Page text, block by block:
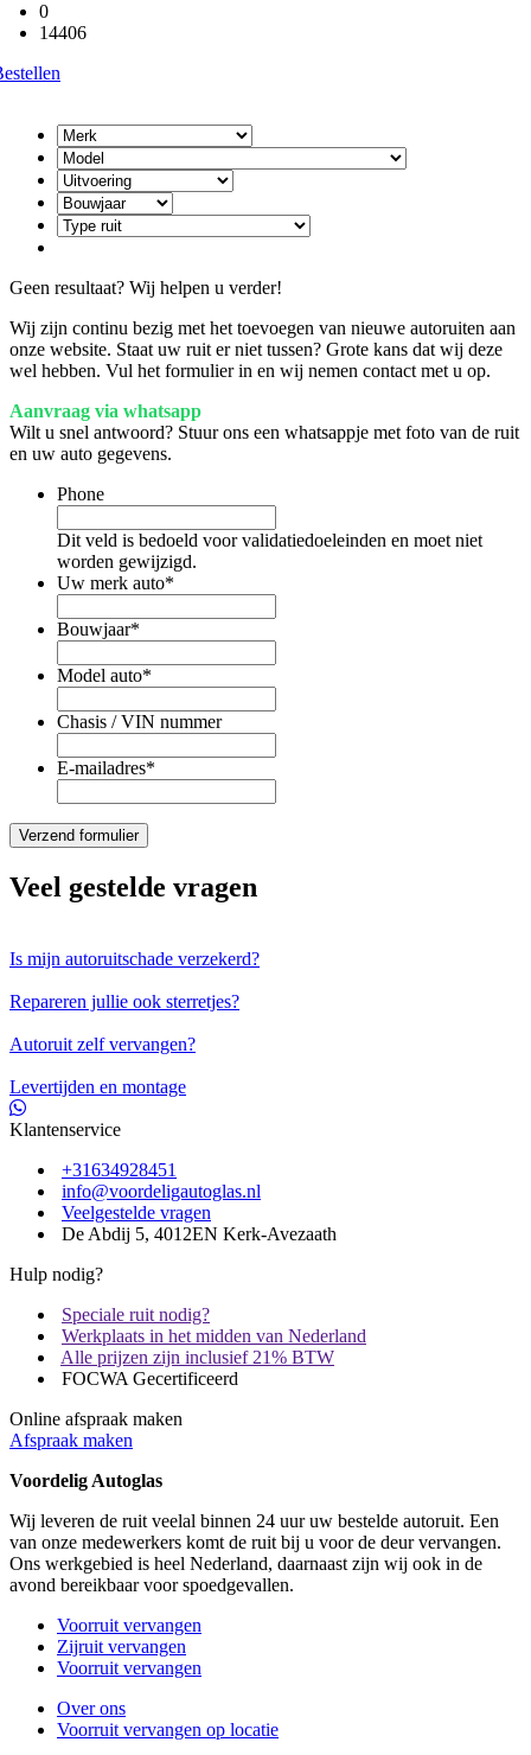
0
14406
Geen resultaat? Wij helpen u verder!
Wij zijn continu bezig met het toevoegen van nieuwe autoruiten aan
onze website. Staat uw ruit er niet tussen? Grote kans dat wij deze
wel hebben. Vul het formulier in en wij nemen contact met u op.
Aanvraag via whatsapp
Wilt u snel antwoord? Stuur ons een whatsappje met foto van de ruit
en uw auto gegevens.
Phone
Dit veld is bedoeld voor validatiedoeleinden en moet niet
worden gewijzigd.
Uw merk auto*
Bouwjaar*
Model auto*
Chasis / VIN nummer
E-mailadres*
Veel gestelde vragen
Is mijn autoruitschade verzekerd?
Repareren jullie ook sterretjes?
Autoruit zelf vervangen?
Levertijden en montage
Klantenservice
+31634928451
info@voordeligautoglas.nl
Veelgestelde vragen
De Abdij 5, 4012EN Kerk-Avezaath
Hulp nodig?
Speciale ruit nodig?
Werkplaats in het midden van Nederland
Alle prijzen zijn inclusief 21% BTW
FOCWA Gecertificeerd
Online afspraak maken
Afspraak maken
Voordelig Autoglas
Wij leveren de ruit veelal binnen 24 uur uw bestelde autoruit. Een
van onze medewerkers komt de ruit bij u voor de deur vervangen.
Ons werkgebied is heel Nederland, daarnaast zijn wij ook in de
avond bereikbaar voor spoedgevallen.
Voorruit vervangen
Zijruit vervangen
Voorruit vervangen
Over ons
Voorruit vervangen op locatie